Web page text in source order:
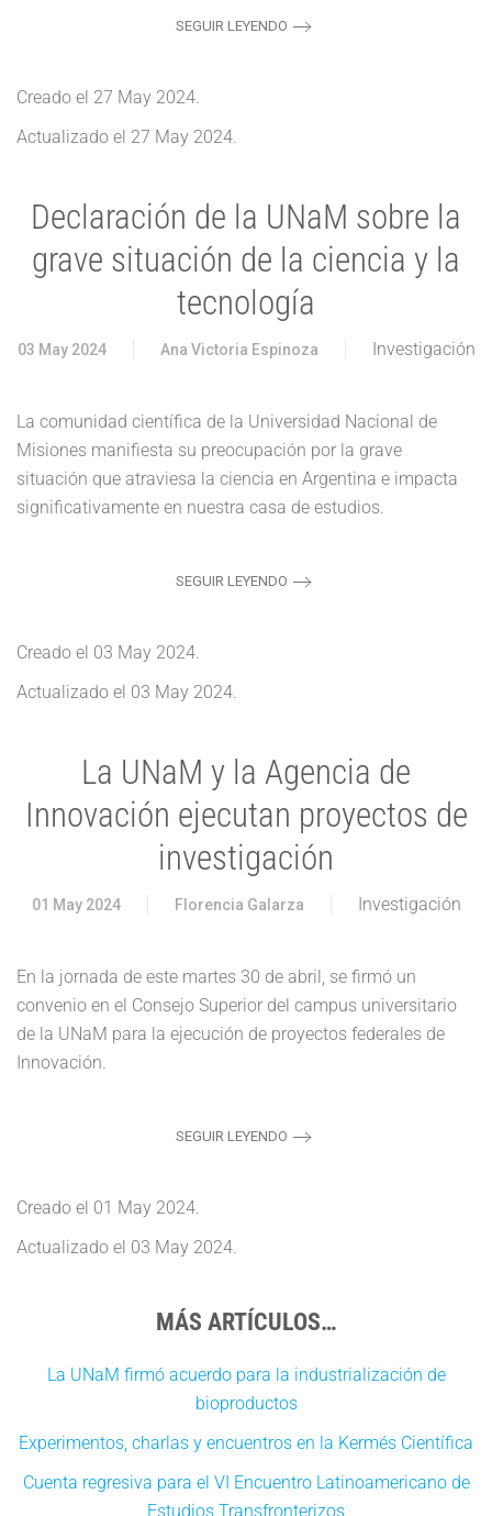
SEGUIR LEYENDO
Creado el 27 May 2024.
Actualizado el 27 May 2024.
Declaración de la UNaM sobre la
grave situación de la ciencia y la
tecnología
03 May 2024 Ana Victoria Espinoza Investigación
La comunidad científica de la Universidad Nacional de
Misiones manifiesta su preocupación por la grave
situación que atraviesa la ciencia en Argentina e impacta
significativamente en nuestra casa de estudios.
SEGUIR LEYENDO
Creado el 03 May 2024.
Actualizado el 03 May 2024.
La UNaM y la Agencia de
Innovación ejecutan proyectos de
investigación
01 May 2024 Florencia Galarza Investigación
En la jornada de este martes 30 de abril, se firmó un
convenio en el Consejo Superior del campus universitario
de la UNaM para la ejecución de proyectos federales de
Innovación.
SEGUIR LEYENDO
Creado el 01 May 2024.
Actualizado el 03 May 2024.
MÁS ARTÍCULOS…
La UNaM firmó acuerdo para la industrialización de
bioproductos
Experimentos, charlas y encuentros en la Kermés Científica
Cuenta regresiva para el VI Encuentro Latinoamericano de
Estudios Transfronterizos